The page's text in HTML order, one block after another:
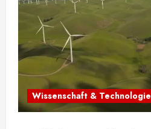
Wissenschaft & Technologie